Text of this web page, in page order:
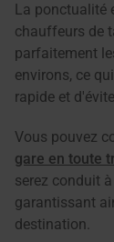
La ponctualité
chauffeurs de
parfaitement
environs, ce
rapide et
Vous pouvez
gare en toute
serez conduit
garantissant
destination.